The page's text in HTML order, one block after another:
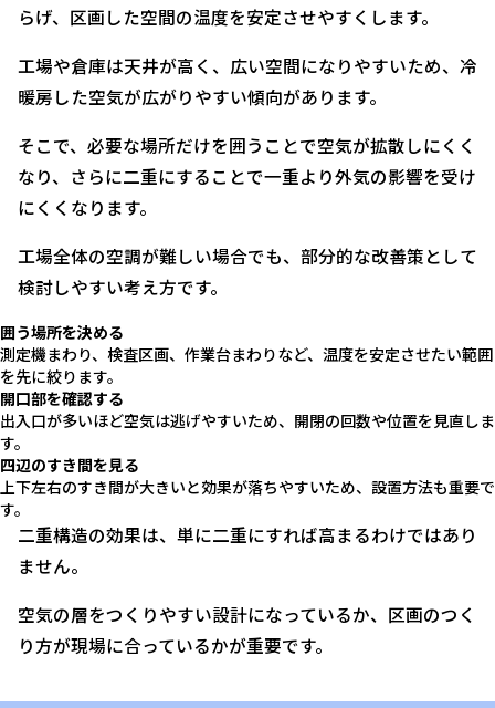
らげ、区画した空間の温度を安定させやすくします。
工場や倉庫は天井が高く、広い空間になりやすいため、冷
暖房した空気が広がりやすい傾向があります。
そこで、必要な場所だけを囲うことで空気が拡散しにくく
なり、さらに二重にすることで一重より外気の影響を受け
にくくなります。
工場全体の空調が難しい場合でも、部分的な改善策として
検討しやすい考え方です。
囲う場所を決める
測定機まわり、検査区画、作業台まわりなど、温度を安定させたい範囲
を先に絞ります。
開口部を確認する
出入口が多いほど空気は逃げやすいため、開閉の回数や位置を見直しま
す。
四辺のすき間を見る
上下左右のすき間が大きいと効果が落ちやすいため、設置方法も重要で
す。
二重構造の効果は、単に二重にすれば高まるわけではあり
ません。
空気の層をつくりやすい設計になっているか、区画のつく
り方が現場に合っているかが重要です。